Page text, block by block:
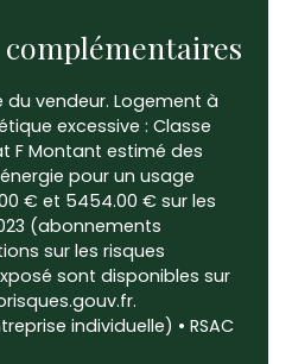
complémentaires
vendeur. Logement à
excessive : Classe
F Montant estimé des
pour un usage
€ et 5454.00 € sur les
(abonnements
sur les risques
sont disponibles sur
individuelle) • RSAC